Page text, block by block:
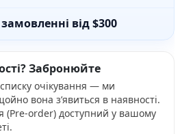
від $300
Забронюйте
очікування — ми
вона з’явиться в наявності.
(Pre-order) доступний у вашому